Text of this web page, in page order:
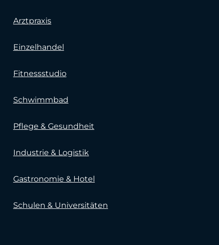
Arztpraxis
Einzelhandel
Fitnessstudio
Schwimmbad
Pflege & Gesundheit
Industrie & Logistik
Gastronomie & Hotel
Schulen & Universitäten